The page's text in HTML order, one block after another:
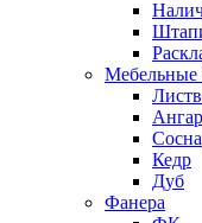
Сосна
Кедр
Дуб
Фанера